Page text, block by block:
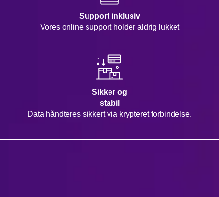
Support inklusiv
Vores online support holder aldrig lukket
Sikker og
stabil
Data håndteres sikkert via krypteret forbindelse.